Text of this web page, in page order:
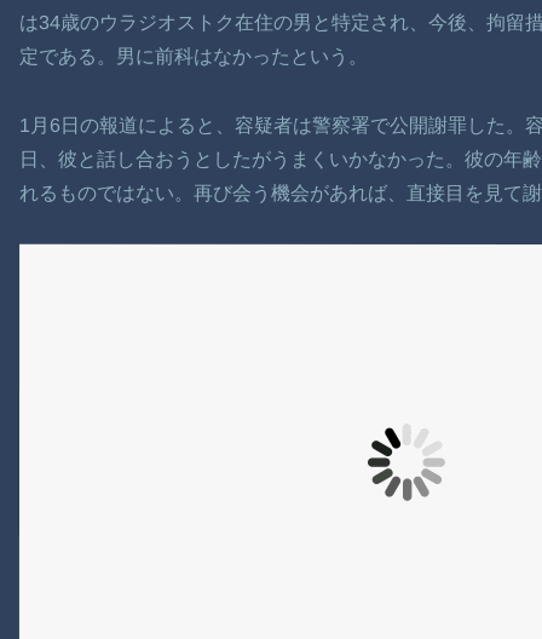
は34歳のウラジオストク在住の男と特定され、今後、拘留
定である。男に前科はなかったという。
1月6日の報道によると、容疑者は警察署で公開謝罪した。
日、彼と話し合おうとしたがうまくいかなかった。彼の年
れるものではない。再び会う機会があれば、直接目を見て